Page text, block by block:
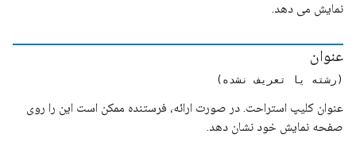
نمایش می دهد.
عنوان
(رشته یا تعریف نشده)
عنوان کلیپ استراحت. در صورت ارائه، فرستنده ممکن است این را روی
صفحه نمایش خود نشان دهد.